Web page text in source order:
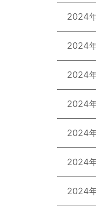
2024
2024
2024
2024
2024
2024
2024